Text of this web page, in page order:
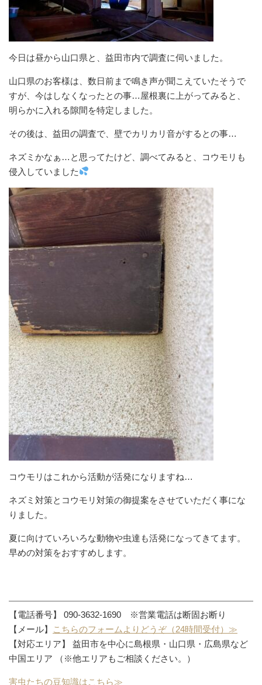
今日は昼から山口県と、益田市内で調査に伺いました。
山口県のお客様は、数日前まで鳴き声が聞こえていたそうで
すが、今はしなくなったとの事…屋根裏に上がってみると、
明らかに入れる隙間を特定しました。
その後は、益田の調査で、壁でカリカリ音がするとの事…
ネズミかなぁ…と思ってたけど、調べてみると、コウモリも
侵入していました
コウモリはこれから活動が活発になりますね…
ネズミ対策とコウモリ対策の御提案をさせていただく事にな
りました。
夏に向けていろいろな動物や虫達も活発になってきてます。
早めの対策をおすすめします。
【電話番号】 090-3632-1690 ※営業電話は断固お断り
【メール】
こちらのフォームよりどうぞ（24時間受付）≫
【対応エリア】 益田市を中心に島根県・山口県・広島県など
中国エリア （※他エリアもご相談ください。）
害虫たちの豆知識はこちら≫